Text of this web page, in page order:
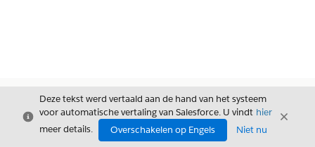
Sluiten
Deze tekst werd vertaald aan de hand van het systeem
voor automatische vertaling van Salesforce. U vindt hier
meer details.
Overschakelen op Engels Niet nu
Sluiten